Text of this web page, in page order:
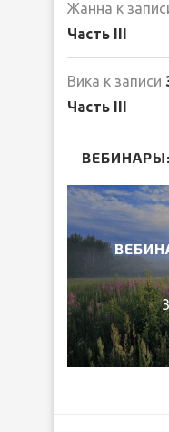
Жанна к
Часть III
Вика к записи
Часть III
ВЕБИНАРЫ: